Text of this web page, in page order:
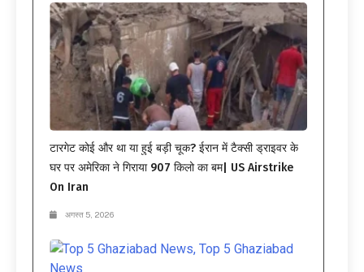
टारगेट कोई और था या हुई बड़ी चूक? ईरान में टैक्सी ड्राइवर के
घर पर अमेरिका ने गिराया 907 किलो का बम| US Airstrike
On Iran
अगस्त 5, 2026